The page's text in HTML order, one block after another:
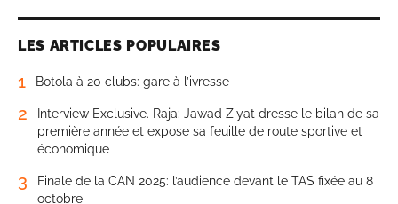
LES ARTICLES POPULAIRES
1 Botola à 20 clubs: gare à l’ivresse
2
Interview Exclusive. Raja: Jawad Ziyat dresse le bilan de sa
première année et expose sa feuille de route sportive et
économique
3
Finale de la CAN 2025: l’audience devant le TAS fixée au 8
octobre